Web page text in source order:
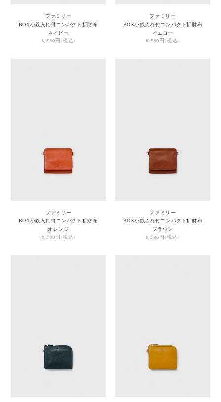
ファミリー
BOX小銭入れ付コンパクト折財布
ネイビー
8,580円 (税込)
ファミリー
BOX小銭入れ付コンパクト折財布
イエロー
8,580円(税込)
ファミリー
BOX小銭入れ付コンパクト折財布
オレンジ
8,580円 (税込)
ファミリー
BOX小銭入れ付コンパクト折財布
ブラウン
8,580円(税込)